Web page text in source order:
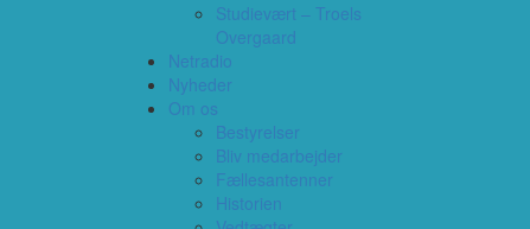
Studievært – Troels
Overgaard
Netradio
Nyheder
Om os
Bestyrelser
Bliv medarbejder
Fællesantenner
Historien